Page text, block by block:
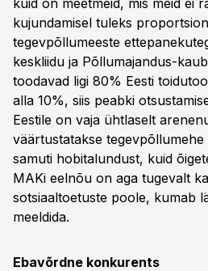
kuid on meetmeid, mis meid ei
kujundamisel tuleks
tegevpõllumeeste
keskliidu ja Põllumajandus-
toodavad ligi 80% Eesti
alla 10%, siis peabki
Eestile on vaja ühtlaselt
väärtustatakse
samuti hobitalundust, kuid
MAKi eelnõu on aga tugevalt
sotsiaaltoetuste poole, kumab
meeldida.
Ebavõrdne konkurents